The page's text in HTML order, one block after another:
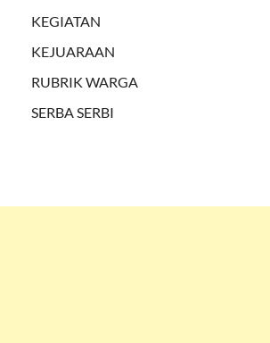
KEGIATAN
KEJUARAAN
RUBRIK WARGA
SERBA SERBI